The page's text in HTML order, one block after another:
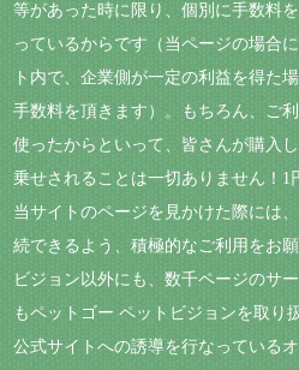
等があった時に限り、個別に手数料
っているからです（当ページの場合
ト内で、企業側が一定の利益を得た
手数料を頂きます）。もちろん、ご
使ったからといって、皆さんが購入
乗せされることは一切ありません！1
当サイトのページを見かけた際には
続できるよう、積極的なご利用をお
ビジョン以外にも、数千ページのサ
もペットゴー ペットビジョンを取り
公式サイトへの誘導を行なっている